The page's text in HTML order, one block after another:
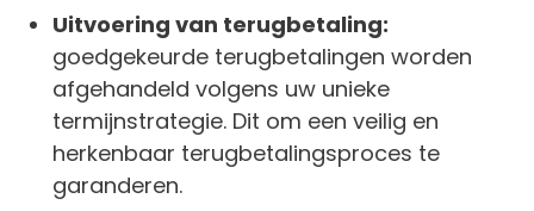
Uitvoering van terugbetaling:
goedgekeurde terugbetalingen worden
afgehandeld volgens uw unieke
termijnstrategie. Dit om een ​​veilig en
herkenbaar terugbetalingsproces te
garanderen.